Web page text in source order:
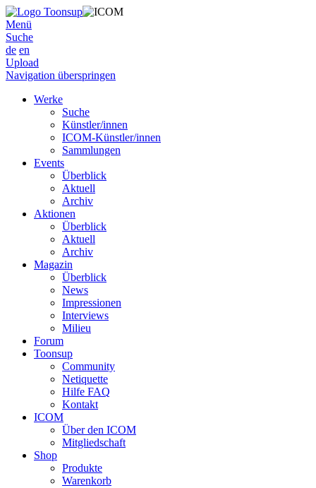
Menü
Suche
de en
Upload
Navigation überspringen
Werke
Suche
Künstler/innen
ICOM-Künstler/innen
Sammlungen
Events
Überblick
Aktuell
Archiv
Aktionen
Überblick
Aktuell
Archiv
Magazin
Überblick
News
Impressionen
Interviews
Milieu
Forum
Toonsup
Community
Netiquette
Hilfe FAQ
Kontakt
ICOM
Über den ICOM
Mitgliedschaft
Shop
Produkte
Warenkorb